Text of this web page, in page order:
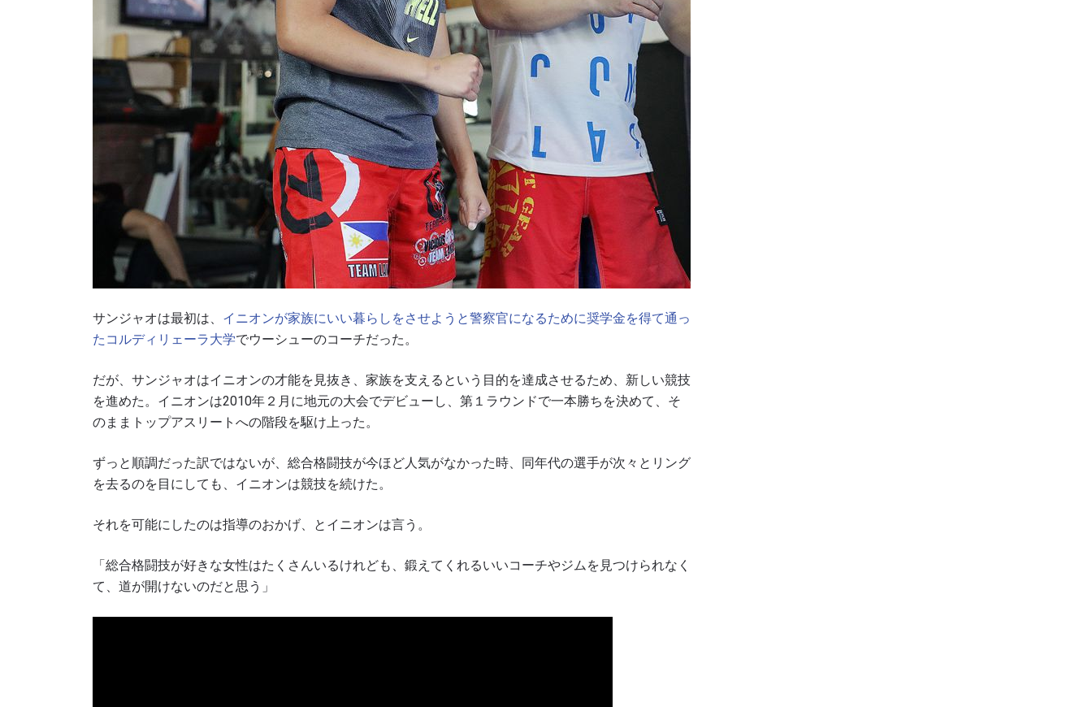
サンジャオは最初は、 イニオンが家族にいい暮らしをさせようと警察官になるために奨学金を得て通っ
たコルディリェーラ大学でウーシューのコーチだった。
だが、サンジャオはイニオンの才能を見抜き、家族を支えるという目的を達成させるため、新しい競技
を進めた。イニオンは2010年２月に地元の大会でデビューし、第１ラウンドで一本勝ちを決めて、そ
のままトップアスリートへの階段を駆け上った。
ずっと順調だった訳ではないが、総合格闘技が今ほど人気がなかった時、同年代の選手が次々とリング
を去るのを目にしても、イニオンは競技を続けた。
それを可能にしたのは指導のおかげ、とイニオンは言う。
「総合格闘技が好きな女性はたくさんいるけれども、鍛えてくれるいいコーチやジムを見つけられなく
て、道が開けないのだと思う」